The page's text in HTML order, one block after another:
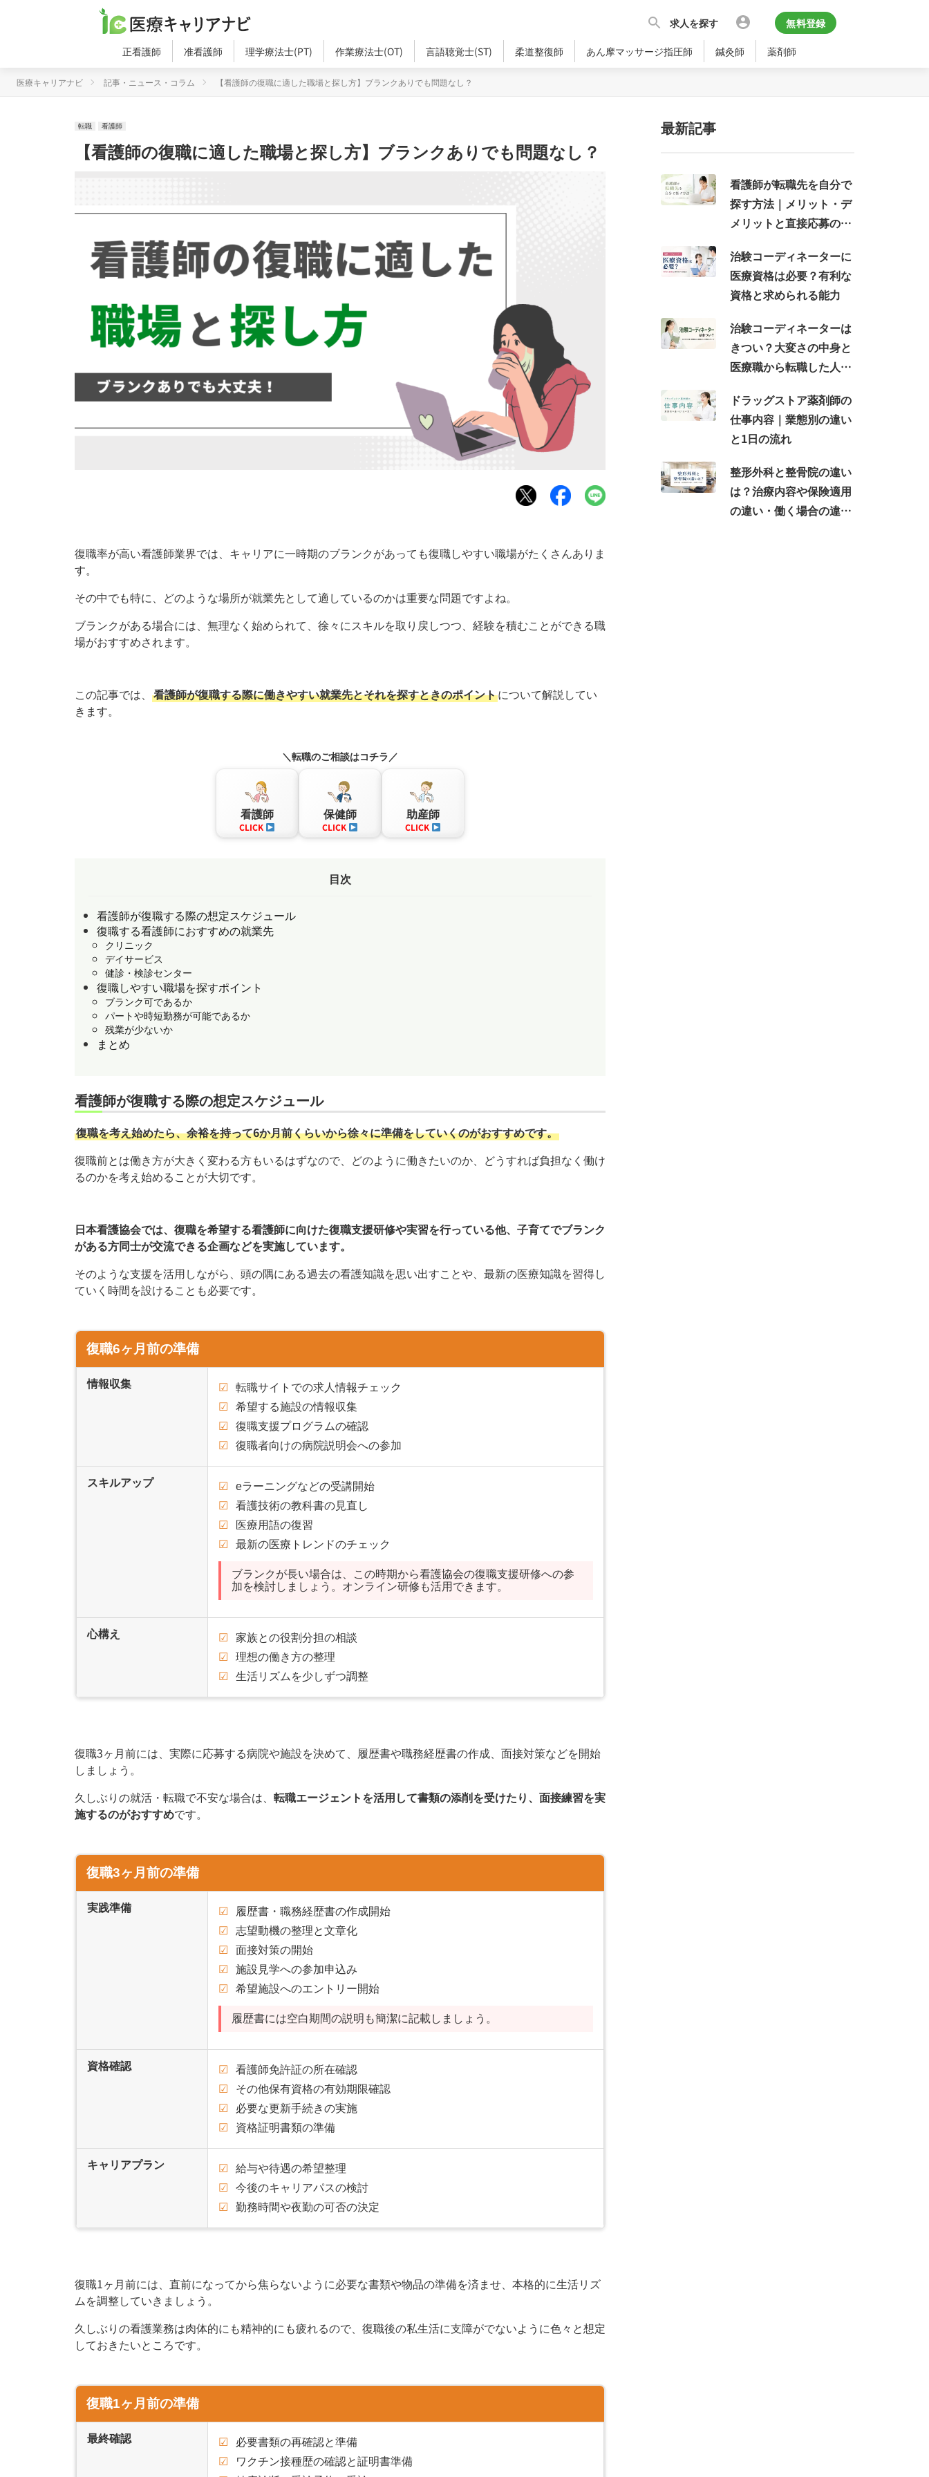
求人を探す 無料登録
正看護師 准看護師 理学療法士(PT) 作業療法士(OT) 言語聴覚士(ST) 柔道整復師 あん摩マッサージ指圧師 鍼灸師 薬剤師
医療キャリアナビ 記事・ニュース・コラム 【看護師の復職に適した職場と探し方】ブランクありでも問題なし？
転職 看護師
【看護師の復職に適した職場と探し方】ブランクありでも問題なし？
復職率が高い看護師業界では、キャリアに一時期のブランクがあっても復職しやすい職場がたくさんありま
す。
その中でも特に、どのような場所が就業先として適しているのかは重要な問題ですよね。
ブランクがある場合には、無理なく始められて、徐々にスキルを取り戻しつつ、経験を積むことができる職
場がおすすめされます。
この記事では、 看護師が復職する際に働きやすい就業先とそれを探すときのポイントについて解説してい
きます。
＼転職のご相談はコチラ／
看護師
CLICK
保健師
CLICK
助産師
CLICK
目次
看護師が復職する際の想定スケジュール
復職する看護師におすすめの就業先
クリニック
デイサービス
健診・検診センター
復職しやすい職場を探すポイント
ブランク可であるか
パートや時短勤務が可能であるか
残業が少ないか
まとめ
看護師が復職する際の想定スケジュール
復職を考え始めたら、余裕を持って6か月前くらいから徐々に準備をしていくのがおすすめです。
復職前とは働き方が大きく変わる方もいるはずなので、どのように働きたいのか、どうすれば負担なく働け
るのかを考え始めることが大切です。
日本看護協会では、復職を希望する看護師に向けた復職支援研修や実習を行っている他、子育てでブランク
がある方同士が交流できる企画などを実施しています。
そのような支援を活用しながら、頭の隅にある過去の看護知識を思い出すことや、最新の医療知識を習得し
ていく時間を設けることも必要です。
復職6ヶ月前の準備
情報収集
転職サイトでの求人情報チェック
希望する施設の情報収集
復職支援プログラムの確認
復職者向けの病院説明会への参加
スキルアップ
eラーニングなどの受講開始
看護技術の教科書の見直し
医療用語の復習
最新の医療トレンドのチェック
ブランクが長い場合は、この時期から看護協会の復職支援研修への参
加を検討しましょう。オンライン研修も活用できます。
心構え
家族との役割分担の相談
理想の働き方の整理
生活リズムを少しずつ調整
復職3ヶ月前には、実際に応募する病院や施設を決めて、履歴書や職務経歴書の作成、面接対策などを開始
しましょう。
久しぶりの就活・転職で不安な場合は、 転職エージェントを活用して書類の添削を受けたり、面接練習を実
施するのがおすすめです。
復職3ヶ月前の準備
実践準備
履歴書・職務経歴書の作成開始
志望動機の整理と文章化
面接対策の開始
施設見学への参加申込み
希望施設へのエントリー開始
履歴書には空白期間の説明も簡潔に記載しましょう。
資格確認
看護師免許証の所在確認
その他保有資格の有効期限確認
必要な更新手続きの実施
資格証明書類の準備
キャリアプラン
給与や待遇の希望整理
今後のキャリアパスの検討
勤務時間や夜勤の可否の決定
復職1ヶ月前には、直前になってから焦らないように必要な書類や物品の準備を済ませ、本格的に生活リズ
ムを調整していきましょう。
久しぶりの看護業務は肉体的にも精神的にも疲れるので、復職後の私生活に支障がでないように色々と想定
しておきたいところです。
復職1ヶ月前の準備
最終確認
必要書類の再確認と準備
ワクチン接種歴の確認と証明書準備
最新記事
看護師が転職先を自分で
探す方法｜メリット・デ
メリットと直接応募の注
治験コーディネーターに
医療資格は必要？有利な
資格と求められる能力
治験コーディネーターは
きつい？大変さの中身と
医療職から転職した人が
ドラッグストア薬剤師の
仕事内容｜業態別の違い
と1日の流れ
整形外科と整骨院の違い
は？治療内容や保険適用
の違い・働く場合の違い